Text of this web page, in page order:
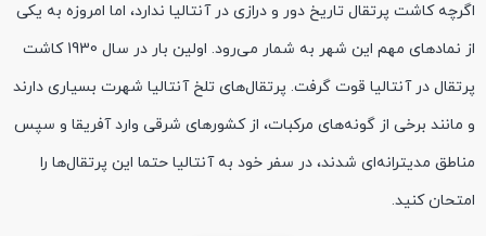
اگرچه کاشت پرتقال تاریخ دور و درازی در آنتالیا ندارد، اما امروزه به یکی
از نمادهای مهم این شهر به شمار می‌رود. اولین بار در سال 1930 کاشت
پرتقال در آنتالیا قوت گرفت. پرتقال‌های تلخ آنتالیا شهرت بسیاری دارند
و مانند برخی از گونه‌های مرکبات، از کشورهای شرقی وارد آفریقا و سپس
مناطق مدیترانه‌ای شدند، در سفر خود به آنتالیا حتما این پرتقال‌ها را
امتحان کنید.